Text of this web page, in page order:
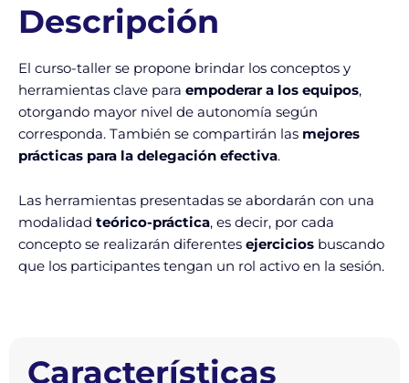
Descripción
El curso-taller se propone brindar los conceptos y
herramientas clave para empoderar a los equipos,
otorgando mayor nivel de autonomía según
corresponda. También se compartirán las mejores
prácticas para la delegación efectiva.
Las herramientas presentadas se abordarán con una
modalidad teórico-práctica, es decir, por cada
concepto se realizarán diferentes ejercicios buscando
que los participantes tengan un rol activo en la sesión.
Características